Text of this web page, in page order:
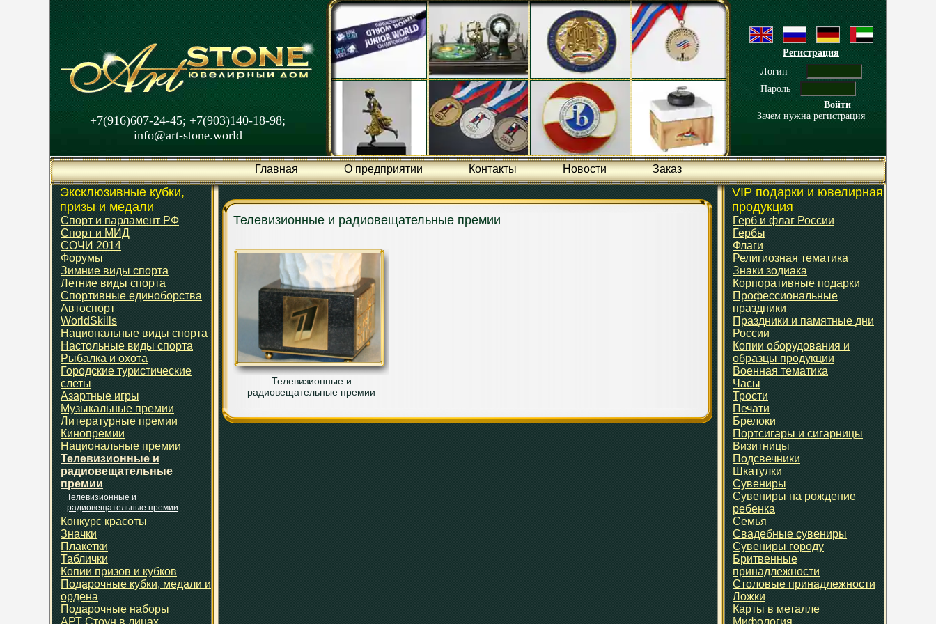
Регистрация
Логин
Пароль
Войти
Зачем нужна регистрация
+7(916)607-24-45; +7(903)140-18-98;
info@art-stone.world
Главная О предприятии Контакты Новости Заказ
Эксклюзивные кубки,
призы и медали
Спорт и парламент РФ
Спорт и МИД
СОЧИ 2014
Форумы
Зимние виды спорта
Летние виды спорта
Спортивные единоборства
Автоспорт
WorldSkills
Национальные виды спорта
Настольные виды спорта
Рыбалка и охота
Городские туристические
слеты
Азартные игры
Музыкальные премии
Литературные премии
Кинопремии
Национальные премии
Телевизионные и
радиовещательные
премии
Телевизионные и
радиовещательные премии
Конкурс красоты
Значки
Плакетки
Таблички
Копии призов и кубков
Подарочные кубки, медали и
ордена
Подарочные наборы
АРТ Стоун в лицах
Телевизионные и радиовещательные премии
Телевизионные и
радиовещательные премии
VIP подарки и ювелирная
продукция
Герб и флаг России
Гербы
Флаги
Религиозная тематика
Знаки зодиака
Корпоративные подарки
Профессиональные
праздники
Праздники и памятные дни
России
Копии оборудования и
образцы продукции
Военная тематика
Часы
Трости
Печати
Брелоки
Портсигары и сигарницы
Визитницы
Подсвечники
Шкатулки
Сувениры
Сувениры на рождение
ребенка
Семья
Свадебные сувениры
Сувениры городу
Бритвенные
принадлежности
Столовые принадлежности
Ложки
Карты в металле
Мифология